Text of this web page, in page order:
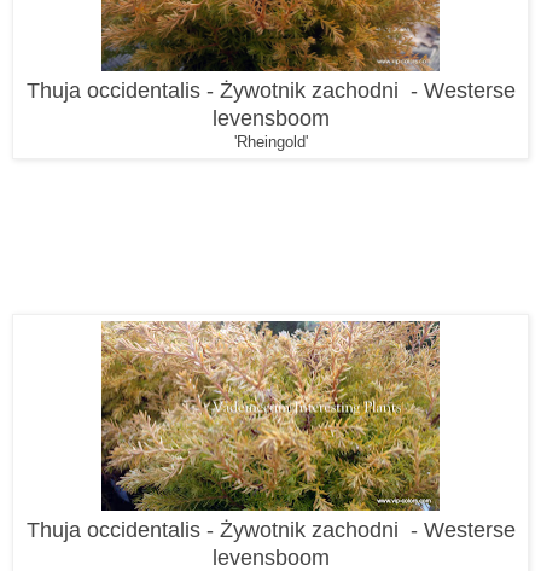
Thuja occidentalis - Żywotnik zachodni - Westerse
levensboom
'Rheingold'
Thuja occidentalis - Żywotnik zachodni - Westerse
levensboom